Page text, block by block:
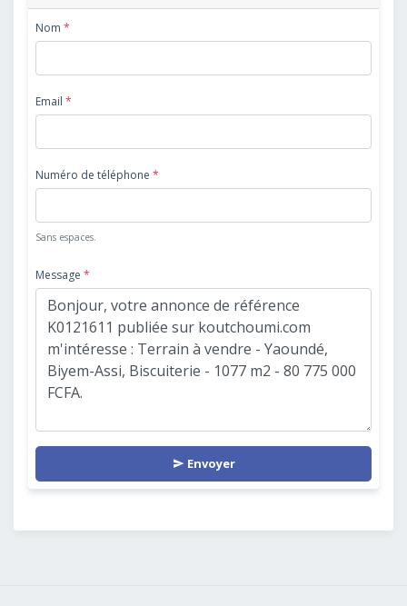
Nom *
Email *
Numéro de téléphone *
Sans espaces.
Message *
Envoyer